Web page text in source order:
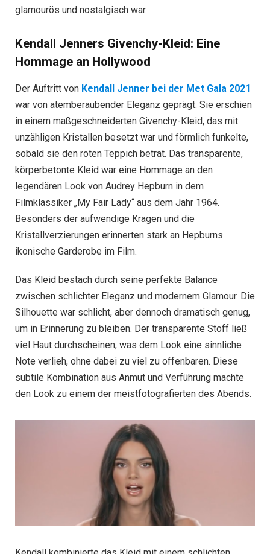
glamourös und nostalgisch war.
Kendall Jenners Givenchy-Kleid: Eine
Hommage an Hollywood
Der Auftritt von Kendall Jenner bei der Met Gala 2021
war von atemberaubender Eleganz geprägt. Sie erschien
in einem maßgeschneiderten Givenchy-Kleid, das mit
unzähligen Kristallen besetzt war und förmlich funkelte,
sobald sie den roten Teppich betrat. Das transparente,
körperbetonte Kleid war eine Hommage an den
legendären Look von Audrey Hepburn in dem
Filmklassiker „My Fair Lady“ aus dem Jahr 1964.
Besonders der aufwendige Kragen und die
Kristallverzierungen erinnerten stark an Hepburns
ikonische Garderobe im Film.
Das Kleid bestach durch seine perfekte Balance
zwischen schlichter Eleganz und modernem Glamour. Die
Silhouette war schlicht, aber dennoch dramatisch genug,
um in Erinnerung zu bleiben. Der transparente Stoff ließ
viel Haut durchscheinen, was dem Look eine sinnliche
Note verlieh, ohne dabei zu viel zu offenbaren. Diese
subtile Kombination aus Anmut und Verführung machte
den Look zu einem der meistfotografierten des Abends.